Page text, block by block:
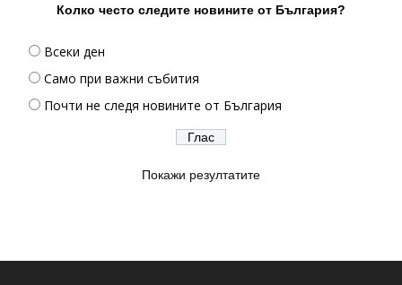
Колко често следите новините от България?
Всеки ден
Само при важни събития
Почти не следя новините от България
Покажи резултатите